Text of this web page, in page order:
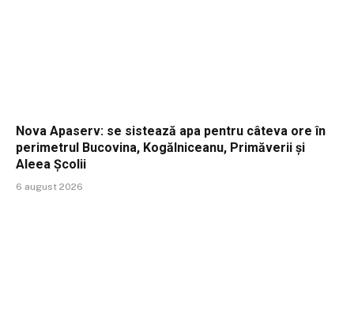
Nova Apaserv: se sistează apa pentru câteva ore în
perimetrul Bucovina, Kogălniceanu, Primăverii și
Aleea Școlii
6 august 2026